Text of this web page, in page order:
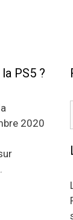
PS5 ?
2020